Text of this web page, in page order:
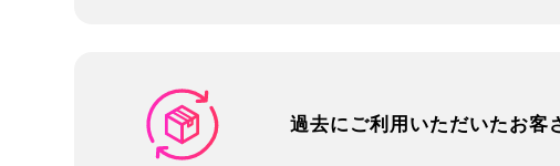
過去にご利用いただいたお客